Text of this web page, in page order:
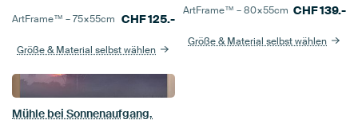
ArtFrame™ –75×55cm CHF125.-
Größe & Material selbst wählen
ArtFrame™ –80×55cm CHF139.-
Größe & Material selbst wählen
Mühle bei Sonnenaufgang.